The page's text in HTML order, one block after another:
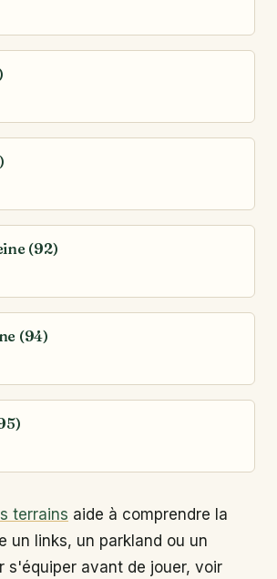
(92)
(94)
terrains aide à comprendre la
un links, un parkland ou un
s'équiper avant de jouer, voir